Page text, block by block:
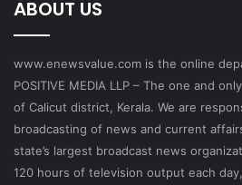
ABOUT US
www.enewsvalue.com is the online
POSITIVE MEDIA LLP – The one and
of Calicut district, Kerala. We are
broadcasting of news and current
state’s largest broadcast news
120 hours of television output each